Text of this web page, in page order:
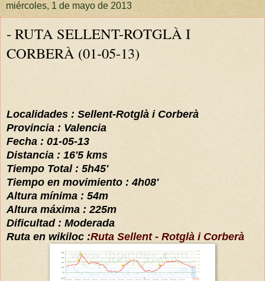
miércoles, 1 de mayo de 2013
- RUTA SELLENT-ROTGLÀ I
CORBERÀ (01-05-13)
Localidades : Sellent-Rotglà i Corberà
Provincia : Valencia
Fecha : 01-05-13
Distancia : 16'5kms
Tiempo Total : 5h45'
Tiempo en movimiento :4h08'
Altura mínima : 54m
Altura máxima :225m
Dificultad : Moderada
Ruta en wikiloc :Ruta Sellent - Rotglà i Corberà